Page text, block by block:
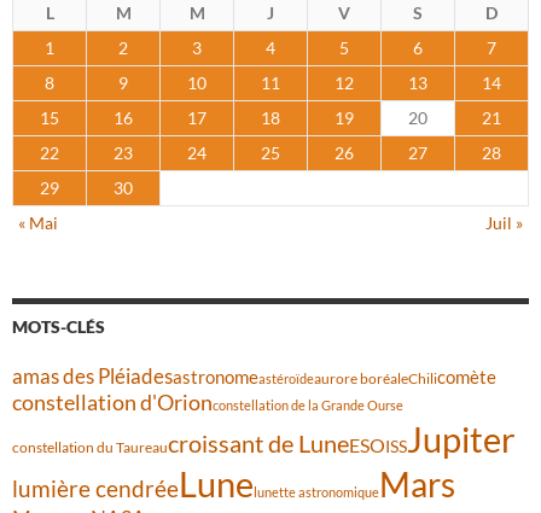
L M M J V S
D
1
2 3 4 5 6
7
8
9 10 11 12 13
14
15
16 17 18 19 20
21
22
23 24 25 26 27
28
29
30
« Mai
Juil »
MOTS-CLÉS
amas des Pléiadesastronomeastéroïdeaurore boréaleChilicomète
constellation d'Orionconstellation de la Grande Ourse
constellation du Taureaucroissant de LuneESOISSJupiter
lumière cendréeLunelunette astronomiqueMars